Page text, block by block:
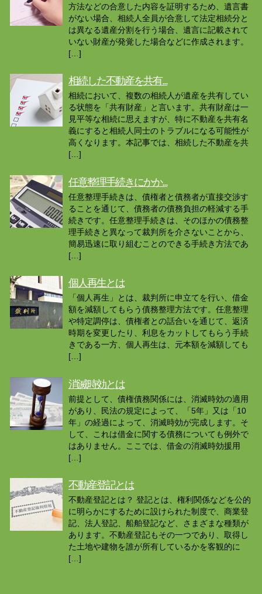
方法などの合意した内容を証明するため、遺言書
がない場合、相続人全員が合意して法定相続分と
は異なる遺産分割を行う場合、遺言に記載されて
いない財産が発覚した場合などに作成されます。
[…]
相続した不動産を共有...
相続において、複数の相続人が遺産を共有してい
る状態を「共有財産」と言います。共有財産は一
見平等な相続に思えますが、特に不動産を共有名
義にすると相続人同士のトラブルになる可能性が
高くなります。本記事では、相続した不動産を共
[…]
任意整理手続きにかか...
任意整理手続きは、債権者と債務者が直接交渉す
ることを通じて、債務者の債務負担の軽減する手
続きです。任意整理手続きは、そのほかの債務整
理手続きと異なって裁判所を介さないことから、
簡易迅速に取り組むことのできる手続き方法であ
[…]
個人再生とは
「個人再生」とは、裁判所に申立てを行い、借金
額を減額してもらう債務整理方法です。任意整理
や特定調停は、債権者との話合いを通じて、返済
時期を変更したり、利息をカットしてもらう手続
きである一方、個人再生は、元本額を減額しても
[…]
消滅時効とは
前提として、債権債務関係には、消滅時効の適用
があり、民法の規定によって、「5年」又は「10
年」の経過によって、消滅時効が完成します。そ
して、これは借金に関する債務についても例外で
はありません。ここでは、借金の消滅時効援用
[…]
不動産登記とは
不動産登記とは？ 登記とは、権利関係などを公的
に明らかにするために設けられた制度で、商業登
記、法人登記、船舶登記など、さまざまな種類が
あります。不動産登記もその一つであり、取得し
た土地や建物を誰が所有しているかを客観的に
[…]